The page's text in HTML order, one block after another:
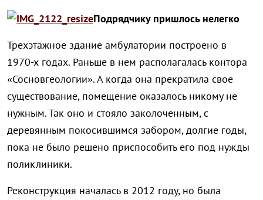
Подрядчику пришлось нелегко
Трехэтажное здание амбулатории построено в
1970-х годах. Раньше в нем располагалась контора
«Сосновгеологии». А когда она прекратила свое
существование, помещение оказалось никому не
нужным. Так оно и стояло заколоченным, с
деревянным покосившимся забором, долгие годы,
пока не было решено приспособить его под нужды
поликлиники.
Реконструкция началась в 2012 году, но была